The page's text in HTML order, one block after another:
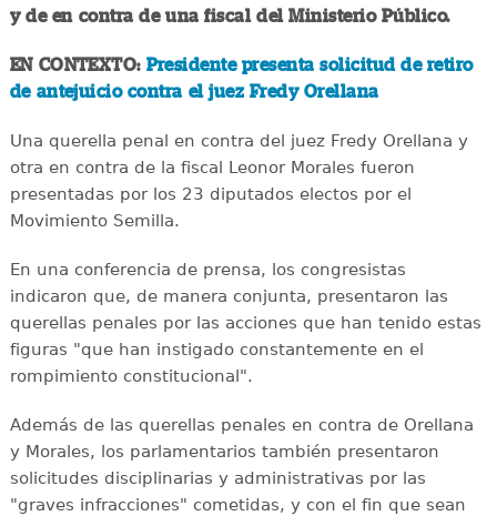
y de en contra de una fiscal del Ministerio Público.
EN CONTEXTO: Presidente presenta solicitud de retiro
de antejuicio contra el juez Fredy Orellana
Una querella penal en contra del juez Fredy Orellana y
otra en contra de la fiscal Leonor Morales fueron
presentadas por los 23 diputados electos por el
Movimiento Semilla.
En una conferencia de prensa, los congresistas
indicaron que, de manera conjunta, presentaron las
querellas penales por las acciones que han tenido estas
figuras "que han instigado constantemente en el
rompimiento constitucional".
Además de las querellas penales en contra de Orellana
y Morales, los parlamentarios también presentaron
solicitudes disciplinarias y administrativas por las
"graves infracciones" cometidas, y con el fin que sean